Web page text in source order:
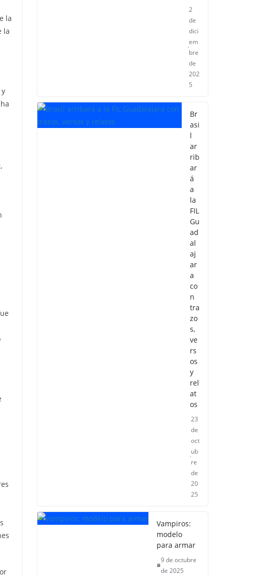
la
la
2
de
dici
em
bre
de
202
5
Br
asi
l
ar
rib
ar
á
a
la
FIL
Gu
ad
al
aj
ar
a
co
n
tra
zo
s,
ve
rs
os
y
rel
at
os
23
de
oct
ub
re
de
20
25
Vampiros:
modelo
para armar
9 de octubre
de 2025